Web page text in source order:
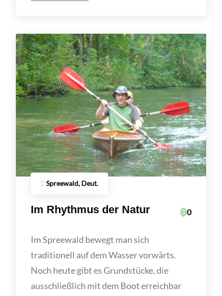
Spreewald, Deut.
Im Rhythmus der Natur 0
Im Spreewald bewegt man sich
traditionell auf dem Wasser vorwärts.
Noch heute gibt es Grundstücke, die
ausschließlich mit dem Boot erreichbar